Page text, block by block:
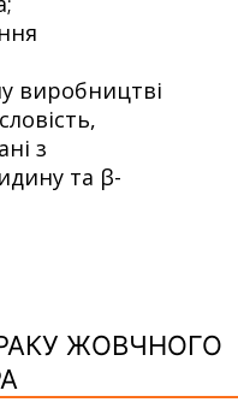
виробництві
з
та β-
ЖОВЧНОГО